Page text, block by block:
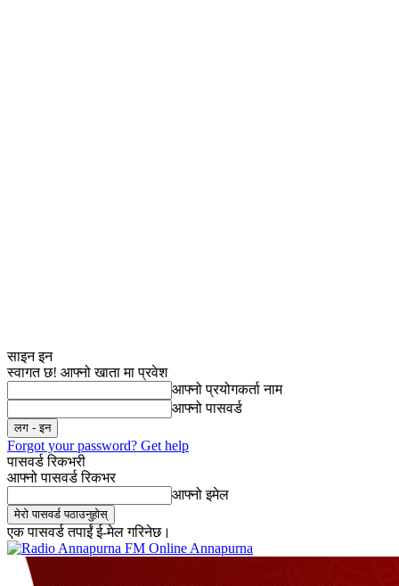
साइन इन
स्वागत छ! आफ्नो खाता मा प्रवेश
आफ्नो प्रयोगकर्ता नाम
आफ्नो पासवर्ड
Forgot your password? Get help
पासवर्ड रिकभरी
आफ्नो पासवर्ड रिकभर
आफ्नो इमेल
एक पासवर्ड तपाईं ई-मेल गरिनेछ।
Online Annapurna